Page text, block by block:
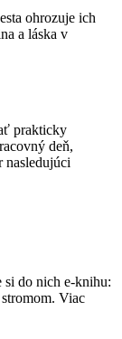
ohrozuje ich
a láska v
prakticky
deň,
nasledujúci
si do nich e-knihu:
Viac